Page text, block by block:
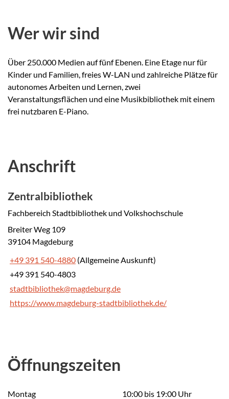
Wer wir sind
Über 250.000 Medien auf fünf Ebenen. Eine Etage nur für
Kinder und Familien, freies W-LAN und zahlreiche Plätze für
autonomes Arbeiten und Lernen, zwei
Veranstaltungsflächen und eine Musikbibliothek mit einem
frei nutzbaren E-Piano.
Anschrift
Zentralbibliothek
Fachbereich Stadtbibliothek und Volkshochschule
Breiter Weg 109
39104 Magdeburg
+49 391 540-4880 (Allgemeine Auskunft)
+49 391 540-4803
stadtbibliothek@magdeburg.de
https://www.magdeburg-stadtbibliothek.de/
Öffnungszeiten
Montag 10:00 bis 19:00 Uhr